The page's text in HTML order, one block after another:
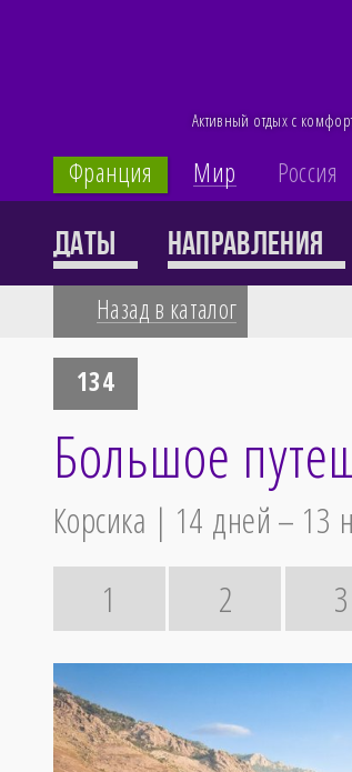
Активный отдых с
Франция Мир Россия
Каталог
Назад в каталог
134
Большое
Корсика 14 дней – 13
1
2 3
Даты Направления
71 тур